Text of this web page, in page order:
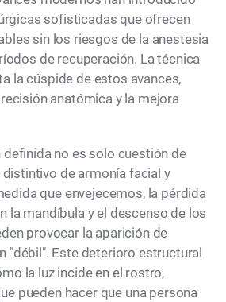
sofisticadas que ofrecen
sin los riesgos de la anestesia
de recuperación. La técnica
la cúspide de estos avances,
anatómica y la mejora
definida no es solo cuestión de
distintivo de armonía facial y
que envejecemos, la pérdida
la mandíbula y el descenso de los
provocar la aparición de
"débil". Este deterioro estructural
la luz incide en el rostro,
pueden hacer que una persona